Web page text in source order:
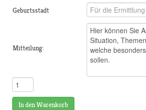
Geburtsstadt
Mitteilung:
In den Warenkorb